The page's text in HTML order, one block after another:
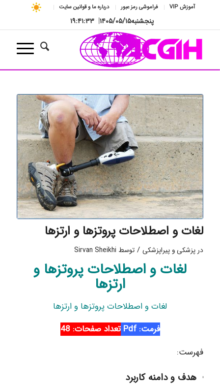
آموزش VIP فراموشی رمز عبور درباره ما و قوانین سایت
پنجشنبه۱۴۰۵/۰۵/۱۵| ۱۹:۴۱:۳۴
لغات و اصطلاحات پروتزها و ارتزها
در پزشکی و پیراپزشکی / توسط Sirvan Sheikhi
لغات و اصطلاحات پروتزها و
ارتزها
لغات و اصطلاحات پروتزها و ارتزها
فرمت: Pdf
تعداد صفحات: 48
فهرست:
هدف و دامنه كاربرد